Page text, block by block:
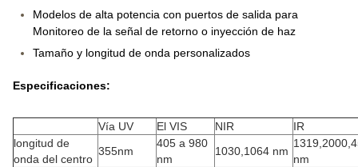
Modelos de alta potencia con puertos de salida para
Monitoreo de la señal de retorno o inyección de haz
Tamaño y longitud de onda personalizados
Especificaciones:
Vía UV El VIS NIR
IR
longitud de
onda del centro
355nm
405 a 980
nm
1030,1064 nm
nm